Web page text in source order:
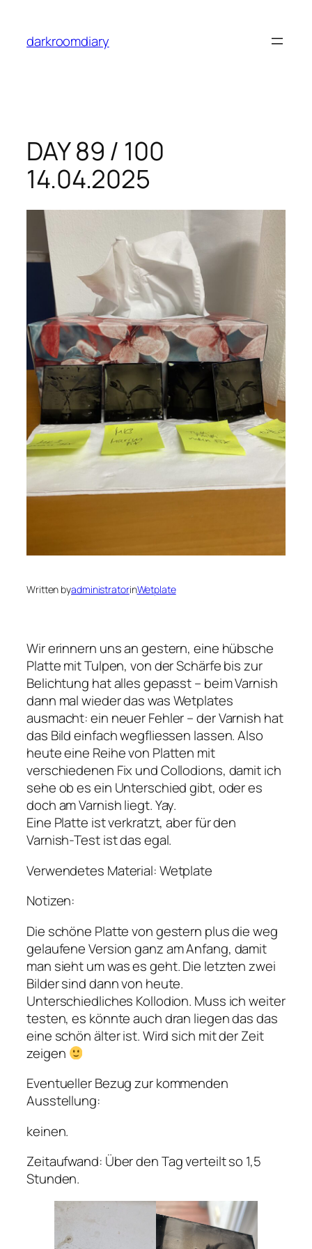
content
darkroomdiary
DAY 89 / 100
14.04.2025
Written byadministratorinWetplate
Wir erinnern uns an gestern, eine hübsche
Platte mit Tulpen, von der Schärfe bis zur
Belichtung hat alles gepasst – beim Varnish
dann mal wieder das was Wetplates
ausmacht: ein neuer Fehler – der Varnish hat
das Bild einfach wegfliessen lassen. Also
heute eine Reihe von Platten mit
verschiedenen Fix und Collodions, damit ich
sehe ob es ein Unterschied gibt, oder es
doch am Varnish liegt. Yay.
Eine Platte ist verkratzt, aber für den
Varnish-Test ist das egal.
Verwendetes Material: Wetplate
Notizen:
Die schöne Platte von gestern plus die weg
gelaufene Version ganz am Anfang, damit
man sieht um was es geht. Die letzten zwei
Bilder sind dann von heute.
Unterschiedliches Kollodion. Muss ich weiter
testen, es könnte auch dran liegen das das
eine schön älter ist. Wird sich mit der Zeit
zeigen
Eventueller Bezug zur kommenden
Ausstellung:
keinen.
Zeitaufwand: Über den Tag verteilt so 1,5
Stunden.